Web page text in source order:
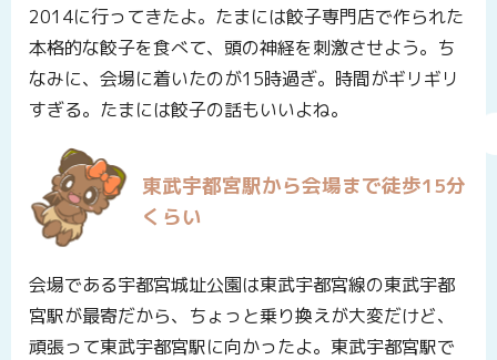
2014に行ってきたよ。たまには餃子専門店で作られた
本格的な餃子を食べて、頭の神経を刺激させよう。ち
なみに、会場に着いたのが15時過ぎ。時間がギリギリ
すぎる。たまには餃子の話もいいよね。
東武宇都宮駅から会場まで徒歩15分
くらい
会場である宇都宮城址公園は東武宇都宮線の東武宇都
宮駅が最寄だから、ちょっと乗り換えが大変だけど、
頑張って東武宇都宮駅に向かったよ。東武宇都宮駅で